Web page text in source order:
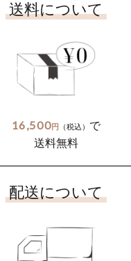
送料について
16,500円 （税込） で
送料無料
配送について